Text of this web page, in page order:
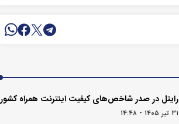
رایتل در صدر شاخص‌های کیفیت اینترنت همراه کشور
۳۱ تیر ۱۴۰۵ - ۱۴:۴۸